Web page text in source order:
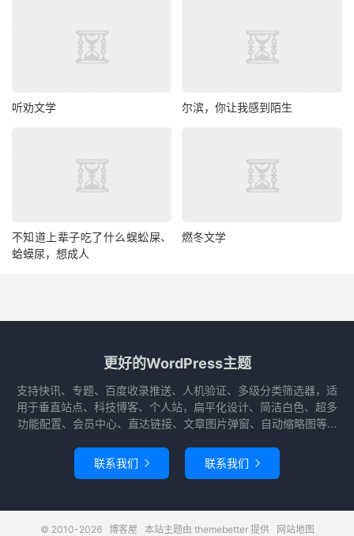
听劝文学 尔滨，你让我感到陌生
不知道上辈子吃了什么蜈蚣屎、
蛤蟆尿，想成人
燃冬文学
更好的WordPress主题
支持快讯、专题、百度收录推送、人机验证、多级分类筛选器，适
用于垂直站点、科技博客、个人站，扁平化设计、简洁白色、超多
功能配置、会员中心、直达链接、文章图片弹窗、自动缩略图等...
联系我们  联系我们 
© 2010-2026 博客屋 本站主题由 themebetter提供 网站地图